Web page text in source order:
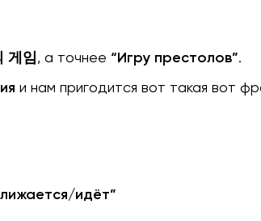
게임, а точнее “Игру престолов”.
и нам пригодится вот такая вот
идёт”